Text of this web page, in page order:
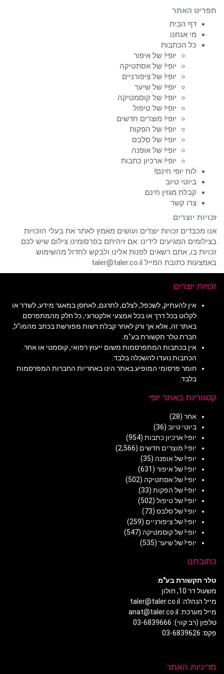
תפריט האתר
דף הבית
מי אנחנו
כל הכתבות
יופי! של איפור
יופי! של אסתטיקה
יופי! של ציפורניים
יופי! של שיער
יופי! של קוסמטיקה
יופי! של טיפול
יופי! מוצרים חדשים
יופי! של הפקות
יופי! של סלבס
יופי! של אופנה
יופי! ארכיון כתבות
לוח יופי חינם!
ביוטי טיוב
קבלת מגזין חינם
צרו קשר
זכויות יוצרים
אנו מכבדים זכויות יוצרים ועושים מאמץ לאתר את בעלי הזכויות
בצילומים המגיעים לידינו. אם זיהיתם בפרסומינו צילום שיש לכם
זכויות בו, אתם רשאים לפנות אלינו ולבקש לחדול מהשימוש
באמצעות כתובת המייל taler@taler.co.il
זכויות יוצרים
אין להעתיק, לשכפל, לצלם, לתרגם, לאחסן במאגר מידע, לשדר או
לקלוט בכל דרך או בכל אמצעי אלקטרוני, כל חלק מהמתפרסם
באתר זה, אלא אך ורק לאחר קבלת רשות מפורשת בכתב מהמו"ל,
חברת טלר תקשורת בע"מ.
אין בכתבות המתפרסמות משום ייעוץ רפואי, קוסמטי או אחר.
הכתבות נועדו להשכלה בלבד.
חומר פרסומי המופיע באתר הינו באחריות החברות המפרסמות
בלבד.
קטגוריות באתר יופי
אחר (28)
ביוטי טיוב (36)
יופי! ארכיון כתבות (954)
יופי! מוצרים חדשים (2,566)
יופי! של אופנה (35)
יופי! של איפור (631)
יופי! של אסתטיקה (502)
יופי! של הפקות (33)
יופי! של טיפול (502)
יופי! של סלבס (73)
יופי! של ציפורניים (259)
יופי! של קוסמטיקה (547)
יופי! של שיער (535)
כתובתנו
טלר תקשורת בע"מ
משעול דר 10, חולון
מייל הנהלה: taler@taler.co.il
מייל מערכת: anat@taler.co.il
טלפון (רב קווי): 03-6839666
פקס: 03-6839626
מדיניות האתר